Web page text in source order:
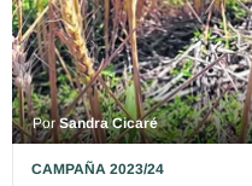
PorSandra Cicaré
CAMPAÑA 2023/24